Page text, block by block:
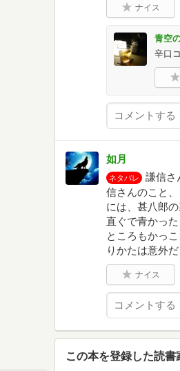
ナイス
青空
辛口
如月
ネタバレ
謙信さ
信さんのこと
には、甚八郎
直ぐで青かっ
ところもかっ
りかたは意外だ
ナイス
この本を登録した読書